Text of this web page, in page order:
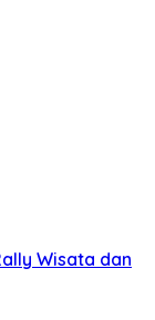
Wisata dan